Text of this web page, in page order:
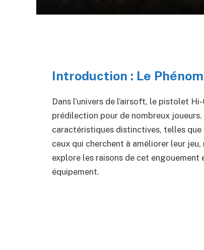
Introduction : Le
Dans l’univers de l’airsoft, le pistolet
prédilection pour de nombreux
caractéristiques distinctives, telles
ceux qui cherchent à améliorer leur
explore les raisons de cet
équipement.